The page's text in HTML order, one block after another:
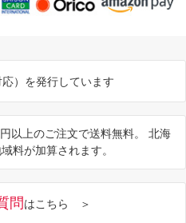
応）を発行しています
以上のご注文で送料無料。 北海
料が加算されます。
問はこちら ＞